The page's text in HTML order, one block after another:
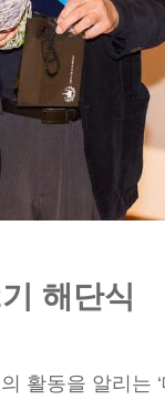
해단식
활동을 알리는